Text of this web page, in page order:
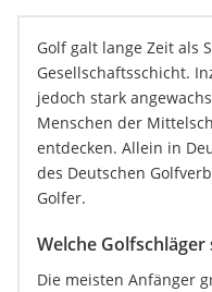
Golf galt lange Zeit als
Gesellschaftsschicht.
jedoch stark
Menschen der
entdecken. Allein in
des Deutschen
Golfer.
Welche Golfschläger
Die meisten Anfänger